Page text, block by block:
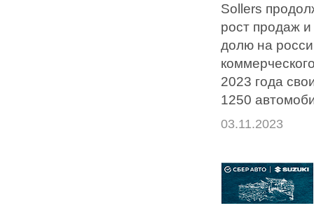
Sollers
рост продаж
долю на
2023 года
1250
03.11.2023